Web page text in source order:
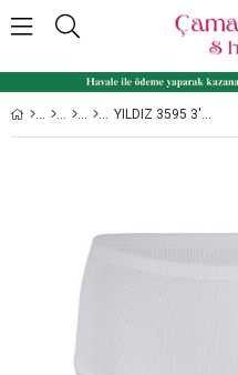
YILDIZ 3595 3'LÜ PAKET LIKRALI KAŞKORSE YÜKSEK BEL BAYAN BATO KÜLOT